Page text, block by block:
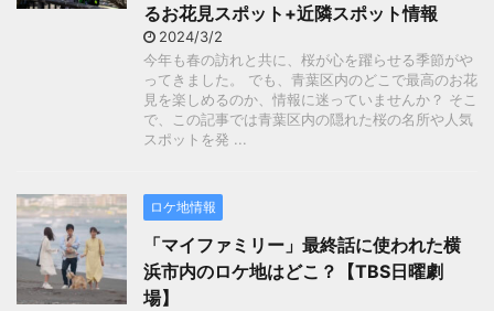
るお花見スポット+近隣スポット情報
2024/3/2
今年も春の訪れと共に、桜が心を躍らせる季節がや
ってきました。 でも、青葉区内のどこで最高のお花
見を楽しめるのか、情報に迷っていませんか？ そこ
で、この記事では青葉区内の隠れた桜の名所や人気
スポットを発 ...
ロケ地情報
「マイファミリー」最終話に使われた横
浜市内のロケ地はどこ？【TBS日曜劇
場】